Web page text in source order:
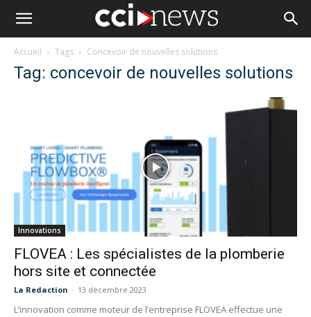
Accueil Tags Concevoir de nouvelles solutions
Tag: concevoir de nouvelles solutions
Innovations
FLOVEA : Les spécialistes de la plomberie
hors site et connectée
La Redaction - 13 décembre 2023
L’innovation comme moteur de l’entreprise FLOVEA effectue une